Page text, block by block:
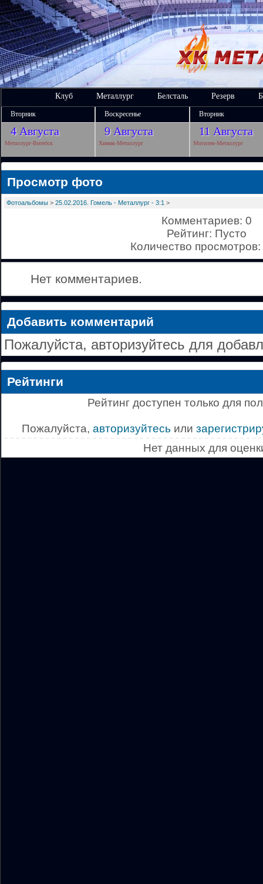
Клуб Металлург Белсталь Резерв
Вторник Воскресенье Вторник
4 Августа 9 Августа 11 Августа
Металлург-Витебск Химик-Металлург Могилев-Металлург
Просмотр фото
Фотоальбомы > 25.02.2016. Гомель - Металлург - 3:1 >
Комментариев: 0
Рейтинг: Пусто
Количество
Нет комментариев.
Добавить комментарий
Пожалуйста, авторизуйтесь для
Рейтинги
Рейтинг доступен только для
Пожалуйста, авторизуйтесь или
Нет данных для